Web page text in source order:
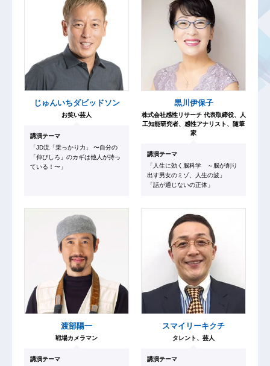
じゅんいちダビッドソン
お笑い芸人
講演テーマ
「JD流「乗っかり力」 〜自分の
「伸びしろ」のカギは他人が持っ
ている！〜」
黒川伊保子
株式会社感性リサーチ 代表取締役、人
工知能研究者、感性アナリスト、随筆
家
講演テーマ
「人生に効く脳科学 ～脳が創り
出す男女のミゾ、人生の波」
「話が通じないの正体」
渡部陽一
戦場カメラマン
講演テーマ
スマイリーキクチ
タレント、芸人
講演テーマ